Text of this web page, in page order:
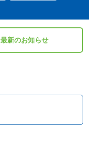
最新のお知らせ